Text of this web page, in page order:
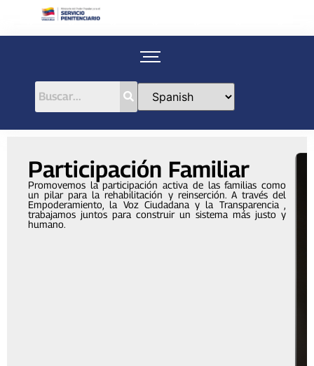
Participación Familiar
Promovemos la participación activa de las familias como
un pilar para la rehabilitación y reinserción. A través del
Empoderamiento, la Voz Ciudadana y la Transparencia ,
trabajamos juntos para construir un sistema más justo y
humano.